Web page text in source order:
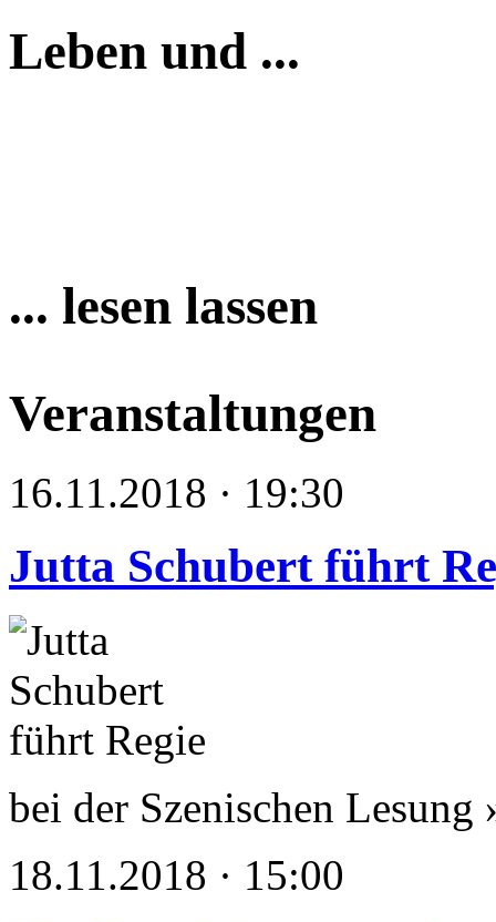
Leben und ...
... lesen lassen
Veranstaltungen
16.11.2018 · 19:30
Jutta Schubert führt
bei der Szenischen
18.11.2018 · 15:00